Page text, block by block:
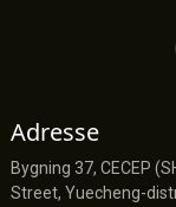
Adresse
Bygning 37, CECEP
Street, Yuecheng-